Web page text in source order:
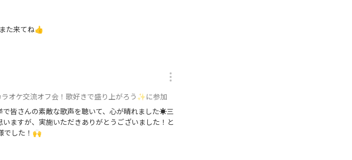
た来てね👍️
オケ交流オフ会！歌好きで盛り上がろう✨に参加
皆さんの素敵な歌声を聴いて、心が晴れました☀️三
ますが、実施いただきありがとうございました！と
でした！🙌